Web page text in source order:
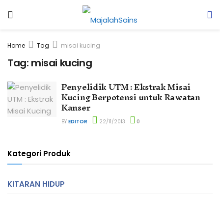
Home Tag misai kucing
Tag: misai kucing
Penyelidik UTM : Ekstrak Misai
Kucing Berpotensi untuk Rawatan
Kanser
BY EDITOR 22/11/2013 0
Kategori Produk
KITARAN HIDUP